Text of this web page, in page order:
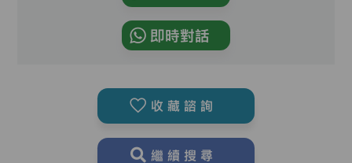
即時對話
收藏諮詢
繼續搜尋